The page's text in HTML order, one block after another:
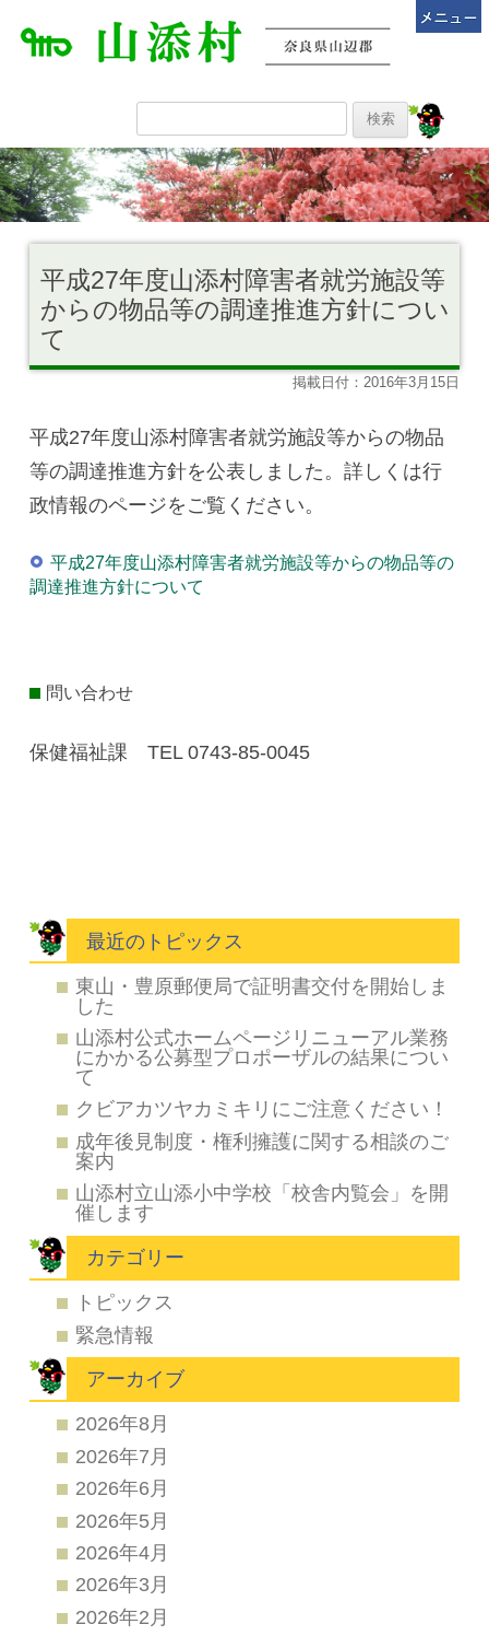
平成27年度山添村障害者就労施設等
からの物品等の調達推進方針につい
て
掲載日付：2016年3月15日
平成27年度山添村障害者就労施設等からの物品
等の調達推進方針を公表しました。詳しくは行
政情報のページをご覧ください。
平成27年度山添村障害者就労施設等からの物品等の
調達推進方針について
問い合わせ
保健福祉課 TEL 0743-85-0045
最近のトピックス
東山・豊原郵便局で証明書交付を開始しま
した
山添村公式ホームページリニューアル業務
にかかる公募型プロポーザルの結果につい
て
クビアカツヤカミキリにご注意ください！
成年後見制度・権利擁護に関する相談のご
案内
山添村立山添小中学校「校舎内覧会」を開
催します
カテゴリー
トピックス
緊急情報
アーカイブ
2026年8月
2026年7月
2026年6月
2026年5月
2026年4月
2026年3月
2026年2月